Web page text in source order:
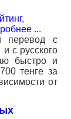
,
...
перевод с
и с русского
быстро и
тенге за
от